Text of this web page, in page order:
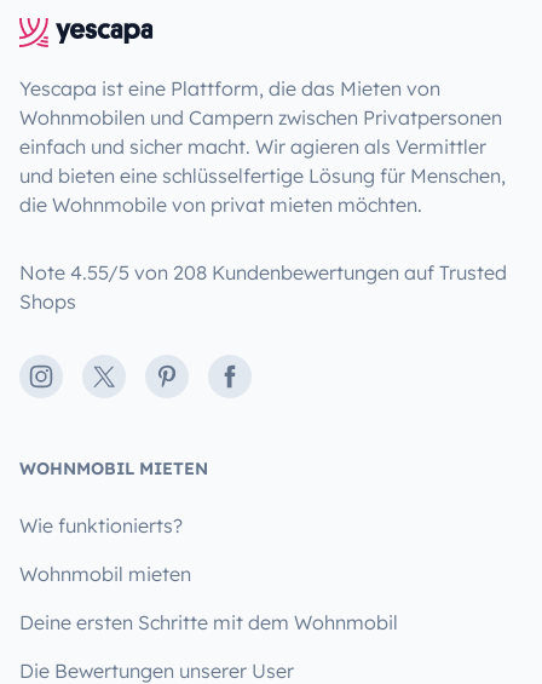
Yescapa ist eine Plattform, die das Mieten von
Wohnmobilen und Campern zwischen Privatpersonen
einfach und sicher macht. Wir agieren als Vermittler
und bieten eine schlüsselfertige Lösung für Menschen,
die Wohnmobile von privat mieten möchten.
Note 4.55/5 von 208 Kundenbewertungen auf Trusted
Shops
Instagram
X PinterestFacebook
WOHNMOBIL MIETEN
Wie funktionierts?
Wohnmobil mieten
Deine ersten Schritte mit dem Wohnmobil
Die Bewertungen unserer User